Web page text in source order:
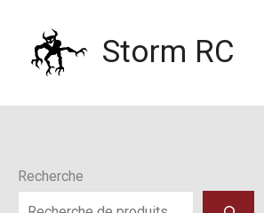
contenu
Storm RC
Recherche